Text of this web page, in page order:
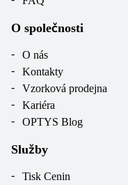
O společnosti
O nás
Kontakty
Vzorková prodejna
Kariéra
OPTYS Blog
Služby
Tisk Cenin